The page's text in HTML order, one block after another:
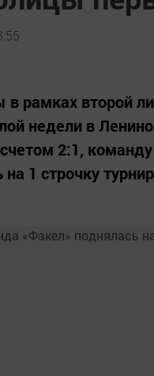
рамках второй
недели в
2:1,
1 строчку